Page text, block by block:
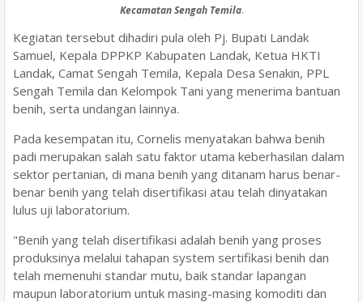
Kecamatan Sengah Temila.
Kegiatan tersebut dihadiri pula oleh Pj. Bupati Landak
Samuel, Kepala DPPKP Kabupaten Landak, Ketua HKTI
Landak, Camat Sengah Temila, Kepala Desa Senakin, PPL
Sengah Temila dan Kelompok Tani yang menerima bantuan
benih, serta undangan lainnya.
Pada kesempatan itu, Cornelis menyatakan bahwa benih
padi merupakan salah satu faktor utama keberhasilan dalam
sektor pertanian, di mana benih yang ditanam harus benar-
benar benih yang telah disertifikasi atau telah dinyatakan
lulus uji laboratorium.
"Benih yang telah disertifikasi adalah benih yang proses
produksinya melalui tahapan system sertifikasi benih dan
telah memenuhi standar mutu, baik standar lapangan
maupun laboratorium untuk masing-masing komoditi dan